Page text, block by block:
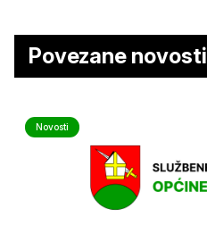
Povezane novosti
Novosti